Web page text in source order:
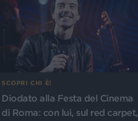
SCOPRI CHI È!
Diodato alla Festa del Cinema
di Roma: con lui, sul red carpet,